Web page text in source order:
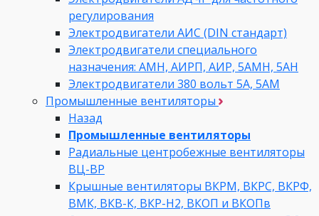
регулирования
Электродвигатели АИС (DIN стандарт)
Электродвигатели специального
назначения: АМН, АИРП, АИР, 5АМН, 5АН
Электродвигатели 380 вольт 5А, 5АМ
Промышленные вентиляторы
Назад
Промышленные вентиляторы
Радиальные центробежные вентиляторы
ВЦ-ВР
Крышные вентиляторы ВКРМ, ВКРС, ВКРФ,
ВМК, ВКВ-К, ВКР-Н2, ВКОП и ВКОПв